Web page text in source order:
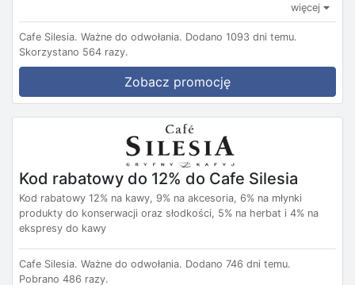
więcej
Cafe Silesia. Ważne do odwołania. Dodano 1093 dni temu.
Skorzystano 564 razy.
Zobacz promocję
Kod rabatowy do 12% do Cafe Silesia
Kod rabatowy 12% na kawy, 9% na akcesoria, 6% na młynki
produkty do konserwacji oraz słodkości, 5% na herbat i 4% na
ekspresy do kawy
Cafe Silesia. Ważne do odwołania. Dodano 746 dni temu.
Pobrano 486 razy.